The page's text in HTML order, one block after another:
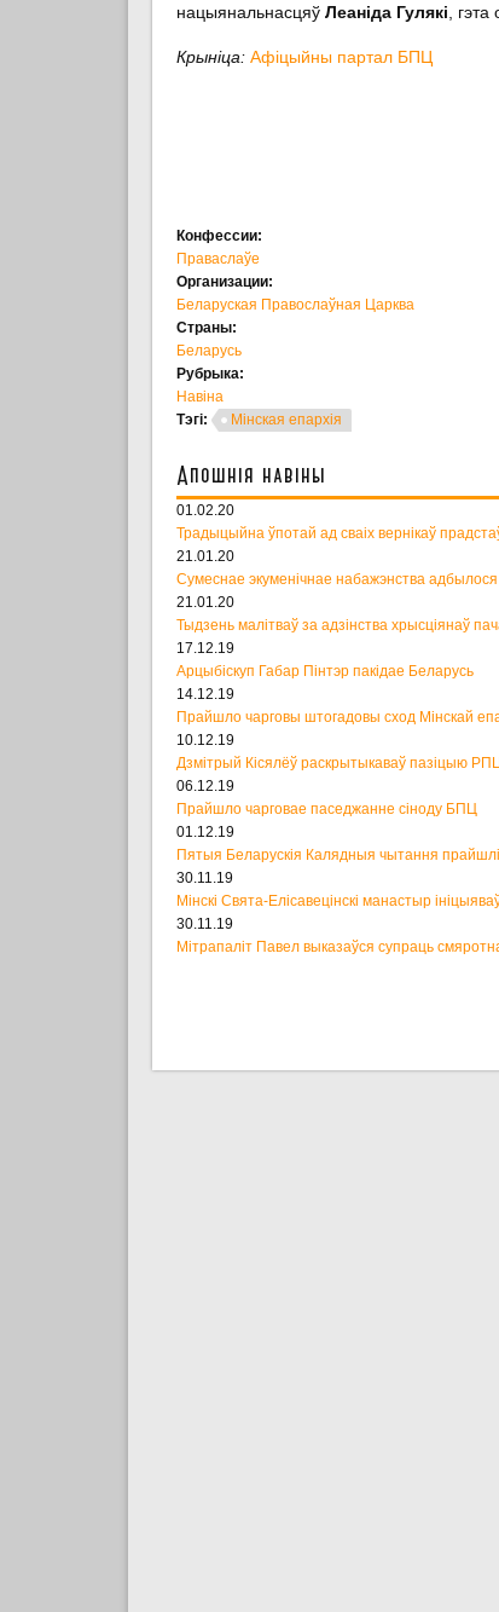
нацыянальнасцяў Леаніда Гулякі ,
Крыніца: Афіцыйны партал БПЦ
Конфессии:
Праваслаўе
Организации:
Беларуская Правослаўная Царква
Страны:
Беларусь
Рубрыка:
Навіна
Тэгі:
Мінская епархія
Апошнія навіны
01.02.20
Традыцыйна ўпотай ад сваіх вернікаў
21.01.20
Сумеснае экуменічнае набажэнства
21.01.20
Тыдзень малітваў за адзінства хрысціянаў
17.12.19
Арцыбіскуп Габар Пінтэр пакідае Беларусь
14.12.19
Прайшло чарговы штогадовы сход Мінскай
10.12.19
Дзмітрый Кісялёў раскрытыкаваў пазіцыю
06.12.19
Прайшло чарговае паседжанне сіноду БПЦ
01.12.19
Пятыя Беларускія Калядныя чытання прайшлі
30.11.19
Мінскі Свята-Елісавецінскі манастыр
30.11.19
Мітрапаліт Павел выказаўся супраць